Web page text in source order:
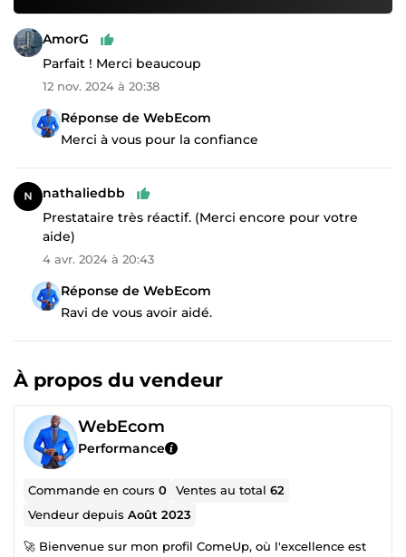
AmorG
Parfait ! Merci beaucoup
12 nov. 2024 à 20:38
Réponse de WebEcom
Merci à vous pour la confiance
nathaliedbb
Prestataire très réactif. (Merci encore pour votre
aide)
4 avr. 2024 à 20:43
Réponse de WebEcom
Ravi de vous avoir aidé.
À propos du vendeur
WebEcom
Performance
Commande en cours0 Ventes au total62
Vendeur depuisAoût 2023
🚀 Bienvenue sur mon profil ComeUp, où l'excellence est